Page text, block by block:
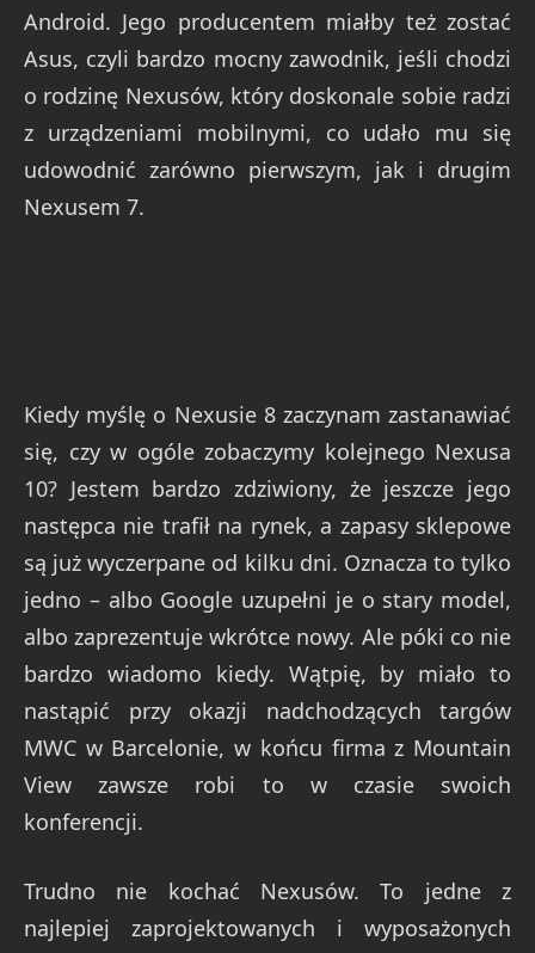
Android. Jego producentem miałby też zostać
Asus, czyli bardzo mocny zawodnik, jeśli chodzi
o rodzinę Nexusów, który doskonale sobie radzi
z urządzeniami mobilnymi, co udało mu się
udowodnić zarówno pierwszym, jak i drugim
Nexusem 7.
Kiedy myślę o Nexusie 8 zaczynam zastanawiać
się, czy w ogóle zobaczymy kolejnego Nexusa
10? Jestem bardzo zdziwiony, że jeszcze jego
następca nie trafił na rynek, a zapasy sklepowe
są już wyczerpane od kilku dni. Oznacza to tylko
jedno – albo Google uzupełni je o stary model,
albo zaprezentuje wkrótce nowy. Ale póki co nie
bardzo wiadomo kiedy. Wątpię, by miało to
nastąpić przy okazji nadchodzących targów
MWC w Barcelonie, w końcu firma z Mountain
View zawsze robi to w czasie swoich
konferencji.
Trudno nie kochać Nexusów. To jedne z
najlepiej zaprojektowanych i wyposażonych